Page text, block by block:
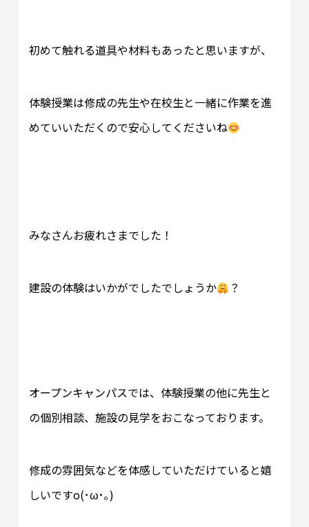
初めて触れる道具や材料もあったと思いますが、
体験授業は修成の先生や在校生と一緒に作業を進
めていいただくので安心してくださいね
みなさんお疲れさまでした！
建設の体験はいかがでしたでしょうか ？
オープンキャンパスでは、体験授業の他に先生と
の個別相談、施設の見学をおこなっております。
修成の雰囲気などを体感していただけていると嬉
しいですo(･ω･｡)